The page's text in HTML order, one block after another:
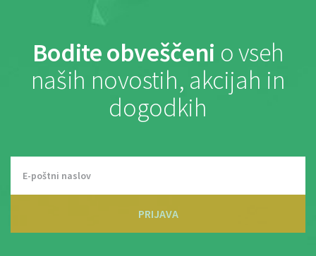
Bodite obveščeni o vseh
naših novostih, akcijah in
dogodkih
PRIJAVA